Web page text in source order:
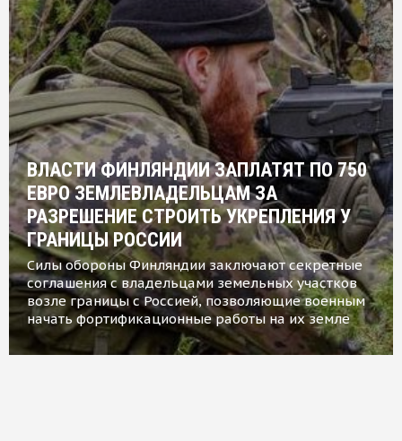
ВЛАСТИ ФИНЛЯНДИИ ЗАПЛАТЯТ ПО 750
ЕВРО ЗЕМЛЕВЛАДЕЛЬЦАМ ЗА
РАЗРЕШЕНИЕ СТРОИТЬ УКРЕПЛЕНИЯ У
ГРАНИЦЫ РОССИИ
Силы обороны Финляндии заключают секретные
соглашения с владельцами земельных участков
возле границы с Россией, позволяющие военным
начать фортификационные работы на их земле